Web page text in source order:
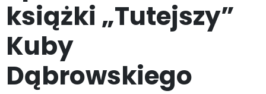
książki „Tutejszy”
Kuby
Dąbrowskiego